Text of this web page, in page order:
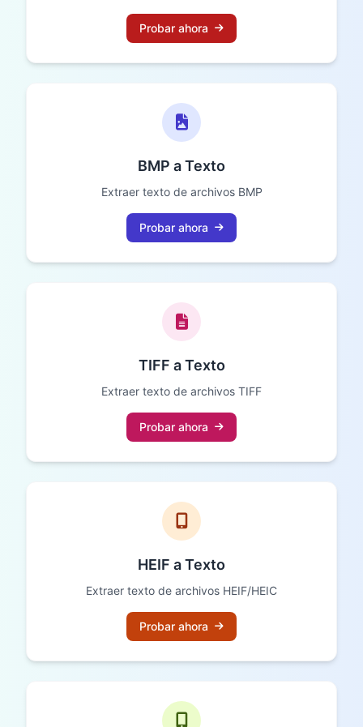
Probar ahora
BMP a Texto
Extraer texto de archivos BMP
Probar ahora
TIFF a Texto
Extraer texto de archivos TIFF
Probar ahora
HEIF a Texto
Extraer texto de archivos HEIF/HEIC
Probar ahora